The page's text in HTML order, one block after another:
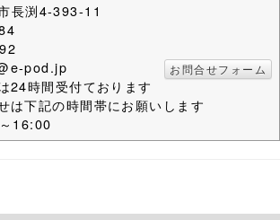
長渕4-393-11
pod.jp
お問合せフォーム
24時間受付ております
は下記の時間帯にお願いします
16:00